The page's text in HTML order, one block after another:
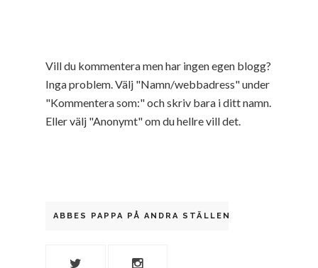
Vill du kommentera men har ingen egen blogg?
Inga problem. Välj "Namn/webbadress" under
"Kommentera som:" och skriv bara i ditt namn.
Eller välj "Anonymt" om du hellre vill det.
ABBES PAPPA PÅ ANDRA STÄLLEN